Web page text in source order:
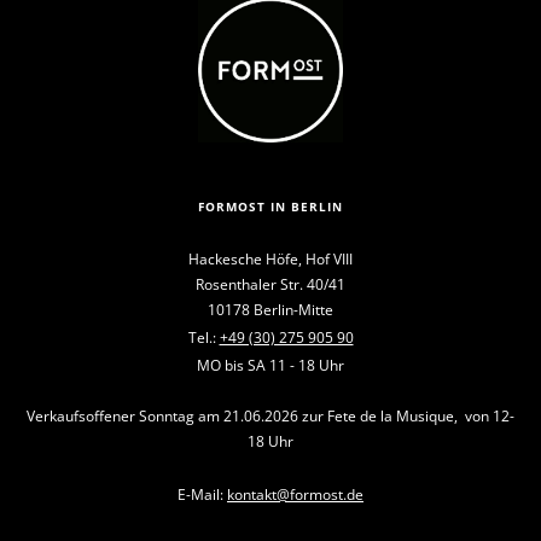
FORMOST IN BERLIN
Hackesche Höfe, Hof VIII
Rosenthaler Str. 40/41
10178 Berlin-Mitte
Tel.:+49 (30) 275 905 90
MO bis SA 11 - 18 Uhr
Verkaufsoffener Sonntag am 21.06.2026 zur Fete de la Musique, von 12-
18 Uhr
E-Mail: kontakt@formost.de